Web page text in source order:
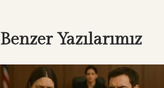
Benzer Yazılarımız